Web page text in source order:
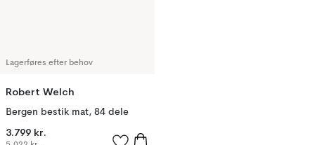
Lagerføres efter behov
Robert Welch
Bergen bestik mat, 84 dele
3.799 kr.